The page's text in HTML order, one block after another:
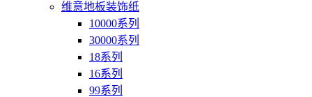
维意地板装饰纸
10000系列
30000系列
18系列
16系列
99系列